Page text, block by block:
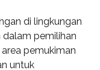
di lingkungan
pemilihan
pemukiman
untuk